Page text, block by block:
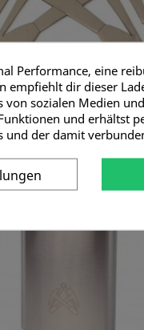
3,57 €
Vorschau
Performance, eine
empfiehlt dir dieser
von sozialen Medien
und erhältst
und der damit